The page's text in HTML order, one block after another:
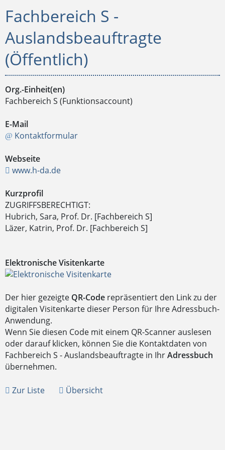
Fachbereich S -
Auslandsbeauftragte
(Öffentlich)
Org.-Einheit(en)
Fachbereich S (Funktionsaccount)
E-Mail
Kontaktformular
Webseite
www.h-da.de
Kurzprofil
ZUGRIFFSBERECHTIGT:
Hubrich, Sara, Prof. Dr. [Fachbereich S]
Läzer, Katrin, Prof. Dr. [Fachbereich S]
Elektronische Visitenkarte
Der hier gezeigte QR-Code repräsentiert den Link zu der
digitalen Visitenkarte dieser Person für Ihre Adressbuch-
Anwendung.
Wenn Sie diesen Code mit einem QR-Scanner auslesen
oder darauf klicken, können Sie die Kontaktdaten von
Fachbereich S - Auslandsbeauftragte in IhrAdressbuch
übernehmen.
Zur Liste Übersicht